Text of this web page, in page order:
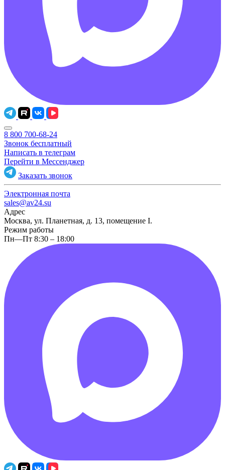
8 800 700-68-24
Звонок бесплатный
Написать в телеграм
Перейти в Мессенджер
Заказать звонок
Электронная почта
sales@av24.su
Адрес
Москва, ул. Планетная, д. 13, помещение I.
Режим работы
Пн—Пт 8:30 – 18:00